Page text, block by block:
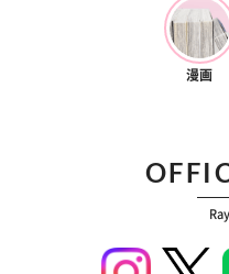
漫画